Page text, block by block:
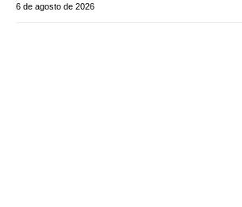
6 de agosto de 2026